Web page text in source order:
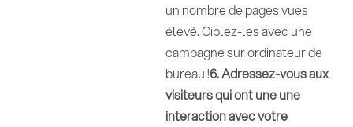
un nombre de pages vues
élevé. Ciblez-les avec une
campagne sur ordinateur de
bureau !6. Adressez-vous aux
visiteurs qui ont une une
interaction avec votre